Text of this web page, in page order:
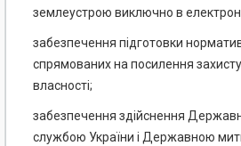
землеустрою виключно в
забезпечення підготовки
спрямованих на посилення
власності;
забезпечення здійснення
службою України і Державною